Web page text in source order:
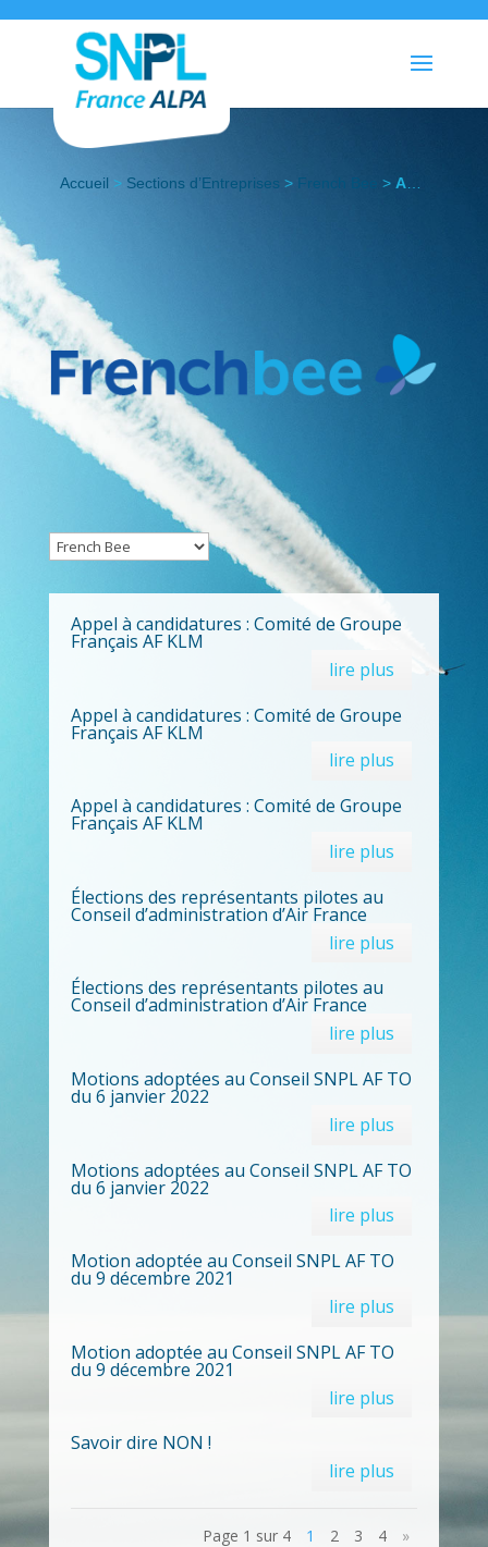
Accueil > Sections d’Entreprises > French Bee > Actualités
Appel à candidatures : Comité de Groupe
Français AF KLM
lire plus
Appel à candidatures : Comité de Groupe
Français AF KLM
lire plus
Appel à candidatures : Comité de Groupe
Français AF KLM
lire plus
Élections des représentants pilotes au
Conseil d’administration d’Air France
lire plus
Élections des représentants pilotes au
Conseil d’administration d’Air France
lire plus
Motions adoptées au Conseil SNPL AF TO
du 6 janvier 2022
lire plus
Motions adoptées au Conseil SNPL AF TO
du 6 janvier 2022
lire plus
Motion adoptée au Conseil SNPL AF TO
du 9 décembre 2021
lire plus
Motion adoptée au Conseil SNPL AF TO
du 9 décembre 2021
lire plus
Savoir dire NON !
lire plus
Page 1 sur 4 1 2 3 4 »